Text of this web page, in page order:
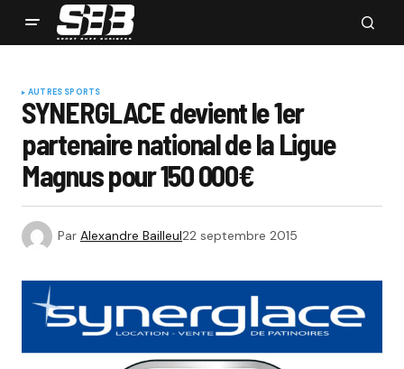
AUTRES SPORTS
SYNERGLACE devient le 1er
partenaire national de la Ligue
Magnus pour 150 000€
Par Alexandre Bailleul22 septembre 2015